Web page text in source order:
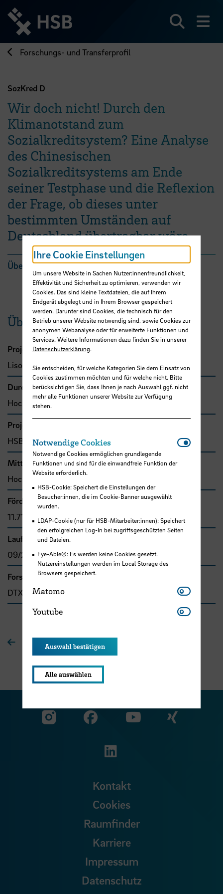
zum
Seiteninhalt
springen
Forschungs- und Transferprofil
SozKred D
Wir doch nicht! Durch den
Klimanotstand zum
Sozialkreditsystem? Eine Analyse
des Chinesischen
Sozialkreditsystems am Ende
seiner Testphase und die Reflexion
der Frage, ob dieses unter
bestimmten Umständen auf
Deutschland übertragbar wäre
Übersicht
Übersicht
Projektleitung
Lisowski, Rainer, Prof. Dr.
Durchführende Organisation
Hochschule Bremen, Fakultät 1
Projekttyp
HSB-intern gefördertes Projekt
Mittel- bzw. Auftragsgeber
Hochschule Bremen, F&E-Fonds
Förder- bzw. Auftragssumme
11.718,00 €
Laufzeit
09/2020 - 12/2021
Forschungs- und Transfercluster
DTX
Zur Übersichtsseite
Zu unserer Facebook
Zu
Zu unserer
Kontakt
Cookies
Raumfinder
Karriere
Impressum
Datenschutz
Ihre Cookie Einstellungen
Um unsere Website in Sachen Nutzer:innenfreundlichkeit,
Effektivität und Sicherheit zu optimieren, verwenden wir
Cookies. Das sind kleine Textdateien, die auf Ihrem
Endgerät abgelegt und in Ihrem Browser gespeichert
werden. Darunter sind Cookies, die technisch für den
Betrieb unserer Website notwendig sind, sowie Cookies zur
anonymen Webanalyse oder für erweiterte Funktionen und
Services. Weitere Informationen dazu finden Sie in unserer
Datenschutzerklärung.
Sie entscheiden, für welche Kategorien Sie dem Einsatz von
Cookies zustimmen möchten und für welche nicht. Bitte
berücksichtigen Sie, dass Ihnen je nach Auswahl ggf. nicht
mehr alle Funktionen unserer Website zur Verfügung
stehen.
Notwendige Cookies
Notwendige Cookies ermöglichen grundlegende
Funktionen und sind für die einwandfreie Funktion der
Website erforderlich.
HSB-Cookie: Speichert die Einstellungen der
Besucher:innen, die im Cookie-Banner ausgewählt
wurden.
LDAP-Cookie (nur für HSB-Mitarbeiter:innen): Speichert
den erfolgreichen Log-In bei zugriffsgeschützten Seiten
und Dateien.
Eye-Able®: Es werden keine Cookies gesetzt.
Nutzereinstellungen werden im Local Storage des
Browsers gespeichert.
Matomo Matomo
Youtube Youtube
Auswahl bestätigen
Alle auswählen